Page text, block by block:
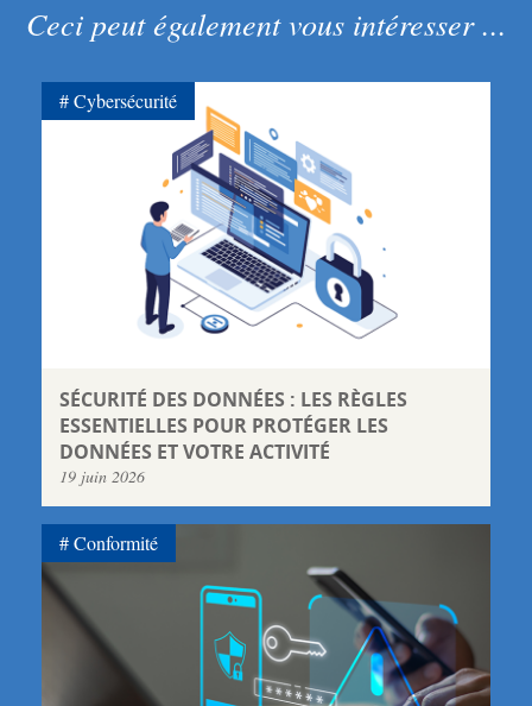
Ceci peut également vous intéresser ...
SÉCURITÉ DES DONNÉES : LES RÈGLES
ESSENTIELLES POUR PROTÉGER LES
DONNÉES ET VOTRE ACTIVITÉ
19 juin 2026
Cybersécurité
Conformité